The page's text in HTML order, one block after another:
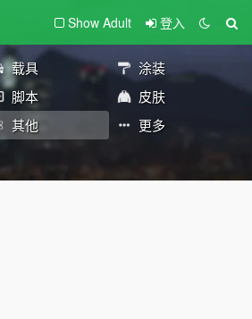
Show Adult 登入
载具
涂装
脚本
皮肤
其他 更多